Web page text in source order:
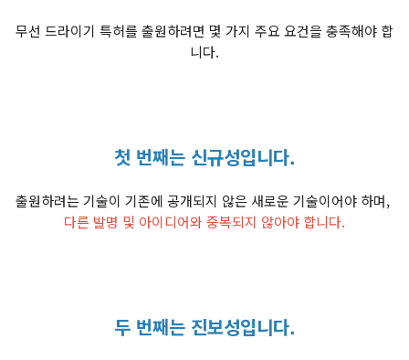
무선 드라이기 특허를 출원하려면 몇 가지 주요 요건을 충족해야 합
니다.
첫 번째는 신규성입니다.
출원하려는 기술이 기존에 공개되지 않은 새로운 기술이어야 하며,
다른 발명 및 아이디어와 중복되지 않아야 합니다.
두 번째는 진보성입니다.